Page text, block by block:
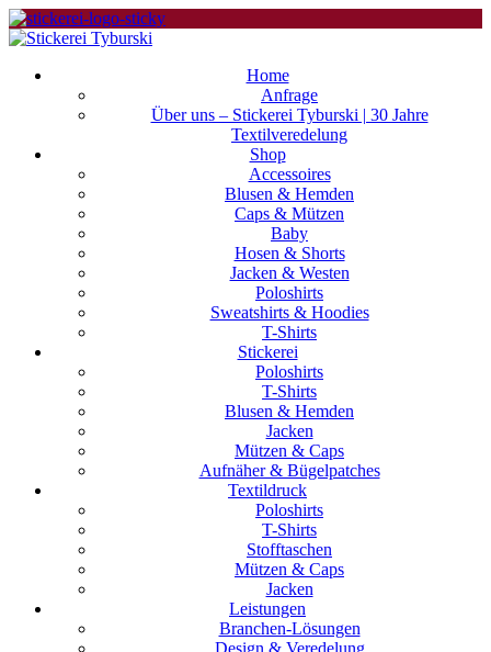
Home
Anfrage
Über uns – Stickerei Tyburski | 30 Jahre
Textilveredelung
Shop
Accessoires
Blusen & Hemden
Caps & Mützen
Baby
Hosen & Shorts
Jacken & Westen
Poloshirts
Sweatshirts & Hoodies
T-Shirts
Stickerei
Poloshirts
T-Shirts
Blusen & Hemden
Jacken
Mützen & Caps
Aufnäher & Bügelpatches
Textildruck
Poloshirts
T-Shirts
Stofftaschen
Mützen & Caps
Jacken
Leistungen
Branchen-Lösungen
Design & Veredelung